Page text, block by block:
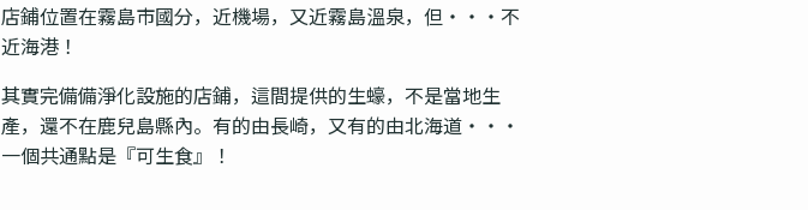
店鋪位置在霧島市國分，近機場，又近霧島溫泉，但・・・不
近海港！
其實完備備淨化設施的店鋪，這間提供的生蠔，不是當地生
產，還不在鹿兒島縣內。有的由長崎，又有的由北海道・・・
一個共通點是『可生食』！